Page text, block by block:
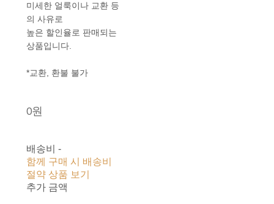
미세한 얼룩이나 교환 등
의 사유로
높은 할인율로 판매되는
상품입니다.
*교환, 환불 불가
0원
배송비 -
함께 구매 시 배송비
절약 상품 보기
추가 금액